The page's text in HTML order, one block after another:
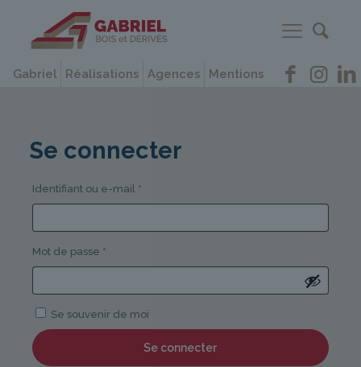
Gabriel Réalisations Agences Mentions
Se connecter
Identifiant ou e-mail *Obligatoire
Mot de passe *Obligatoire
Se souvenir de moi
Se connecter